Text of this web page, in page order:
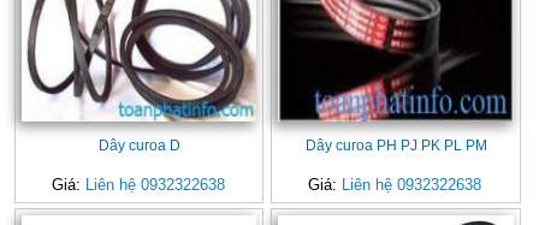
Dây curoa D
Giá: Liên hệ 0932322638
Dây curoa PH PJ PK PL PM
Giá: Liên hệ 0932322638